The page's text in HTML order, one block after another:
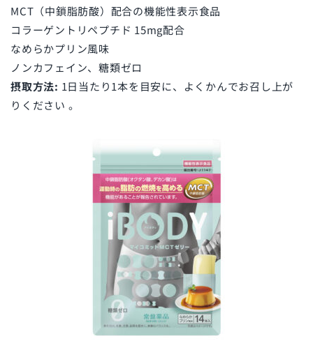
MCT（中鎖脂肪酸）配合の機能性表示食品
コラーゲントリペプチド 15mg配合
なめらかプリン風味
ノンカフェイン、糖類ゼロ
摂取方法: 1日当たり1本を目安に、よくかんでお召し上が
りください 。